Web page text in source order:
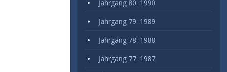
Jahrgang 80: 1990
Jahrgang 79: 1989
Jahrgang 78: 1988
Jahrgang 77: 1987